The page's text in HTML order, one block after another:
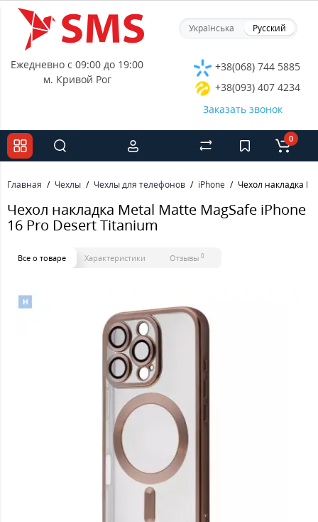
Українська Русский
Ежедневно с 09:00 до 19:00
м. Кривой Рог
+38(068) 744 5885
+38(093) 407 4234
Заказать звонок
0
Главная Чехлы Чехлы для телефонов iPhone Чехол накладка
Чехол накладка Metal Matte MagSafe iPhone
16 Pro Desert Titanium
Все о товаре Характеристики Отзывы 0